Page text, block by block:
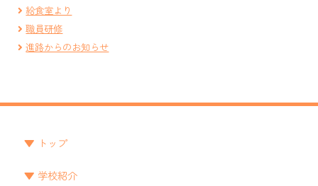
給食室より
職員研修
進路からのお知らせ
トップ
学校紹介